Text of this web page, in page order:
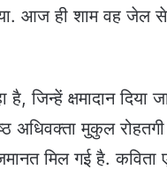
आज ही शाम वह जेल से
जिन्हें क्षमादान दिया
अधिवक्ता मुकुल
मिल गई है. कविता